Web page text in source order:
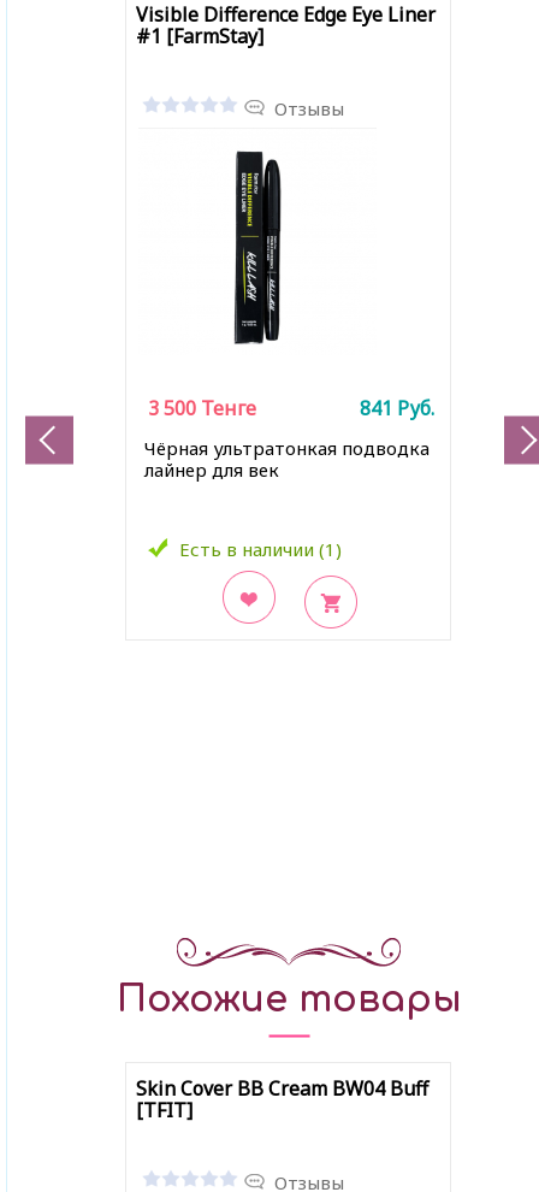
Visible Difference Edge Eye Liner
#1 [FarmStay]
Отзывы
Чёрная ультратонкая подводка
лайнер для век
Есть в наличии (1)
3 500 Тенге 841 Руб.
Похожие товары
Skin Cover BB Cream BW04 Buff
[TFIT]
Отзывы